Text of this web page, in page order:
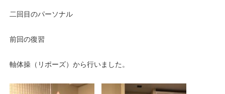
二回目のパーソナル
前回の復習
軸体操（リポーズ）から行いました。